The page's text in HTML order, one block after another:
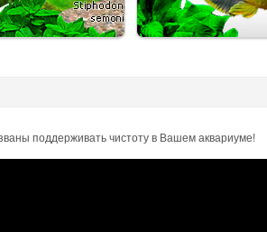
поддерживать чистоту в Вашем аквариуме!